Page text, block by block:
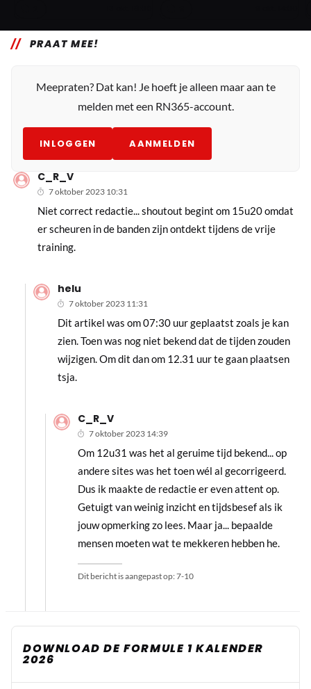
PRAAT MEE!
Meepraten? Dat kan! Je hoeft je alleen maar aan te
melden met een RN365-account.
INLOGGEN AANMELDEN
C_R_V
7 oktober 2023 10:31
Niet correct redactie... shoutout begint om 15u20 omdat
er scheuren in de banden zijn ontdekt tijdens de vrije
training.
helu
7 oktober 2023 11:31
Dit artikel was om 07:30 uur geplaatst zoals je kan
zien. Toen was nog niet bekend dat de tijden zouden
wijzigen. Om dit dan om 12.31 uur te gaan plaatsen
tsja.
C_R_V
7 oktober 2023 14:39
Om 12u31 was het al geruime tijd bekend... op
andere sites was het toen wél al gecorrigeerd.
Dus ik maakte de redactie er even attent op.
Getuigt van weinig inzicht en tijdsbesef als ik
jouw opmerking zo lees. Maar ja... bepaalde
mensen moeten wat te mekkeren hebben he.
Dit bericht is aangepast op:7-10
DOWNLOAD DE FORMULE 1 KALENDER
2026